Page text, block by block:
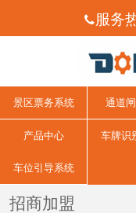
服务
景区票务系统 通道
产品中心 车牌识
车位引导系统
招商加盟